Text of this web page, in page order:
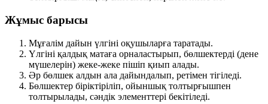
Жұмыс барысы
Мұғалім дайын үлгіні оқушыларға таратады.
Үлгіні қалдық матаға орналастырып, бөлшектерді (дене
мүшелерін) жеке-жеке пішіп қиып алады.
Әр бөлшек алдын ала дайындалып, ретімен тігіледі.
Бөлшектер біріктіріліп, ойыншық толтырғышпен
толтырылады, сәндік элементтері бекітіледі.